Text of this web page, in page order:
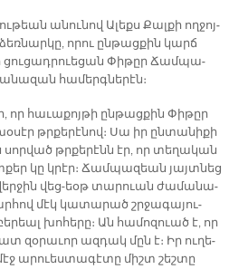
ա­նու­նով Ա­լեքս Քալ­քի ող­ջոյ­
ո­րու ըն­թաց­քին կարճ
ցու­ցադ­րուե­ցան Փի­թըր Ճամ­պա­
հա­մերգ­նե­րէն։
հա­ւա­քոյ­թի ըն­թաց­քին Փի­թըր
թրքե­րէ­նով։ Սա իր ըն­տա­նի­քի
սոր­ված թրքե­րէնն էր, որ տե­ղա­կան
կը կրէր։ Ճամ­պա­զեան յայտ­նեց
վեց-եօթ տա­րուան ժա­մա­նա­
մէկ կա­տա­րած շրջա­գա­յու­
խոհ­ե­րը։ Ան հա­մո­զուած է, որ
զօ­րա­ւոր ազ­դակ մըն է։ Իր ու­ղե­
մէջ ա­րուես­տա­գէ­տը միշտ շեշ­տը